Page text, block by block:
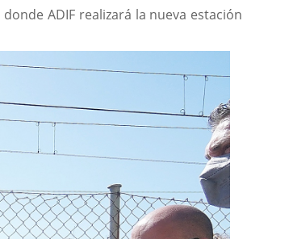
ADIF realizará la nueva estación